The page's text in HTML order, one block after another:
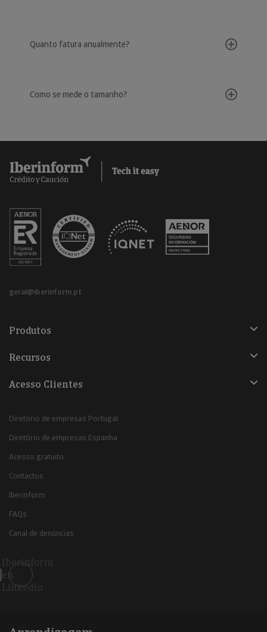
Quanto fatura anualmente?
Como se mede o tamanho?
geral@iberinform.pt
Produtos
Recursos
Acesso Clientes
Diretório de empresas Portugal
Diretório de empresas Espanha
Acesso gratuito
Contactos
Iberinform
FAQs
Canal de denúncias
Iberinform
en
Linkedin